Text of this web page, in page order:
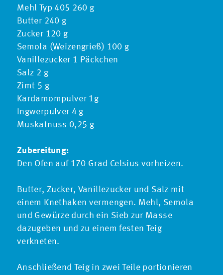
Mehl Typ 405 260 g
Butter 240 g
Zucker 120 g
Semola (Weizengrieß) 100 g
Vanillezucker 1 Päckchen
Salz 2 g
Zimt 5 g
Kardamompulver 1g
Ingwerpulver 4 g
Muskatnuss 0,25 g
Zubereitung:
Den Ofen auf 170 Grad Celsius vorheizen.
Butter, Zucker, Vanillezucker und Salz mit
einem Knethaken vermengen. Mehl, Semola
und Gewürze durch ein Sieb zur Masse
dazugeben und zu einem festen Teig
verkneten.
Anschließend Teig in zwei Teile portionieren